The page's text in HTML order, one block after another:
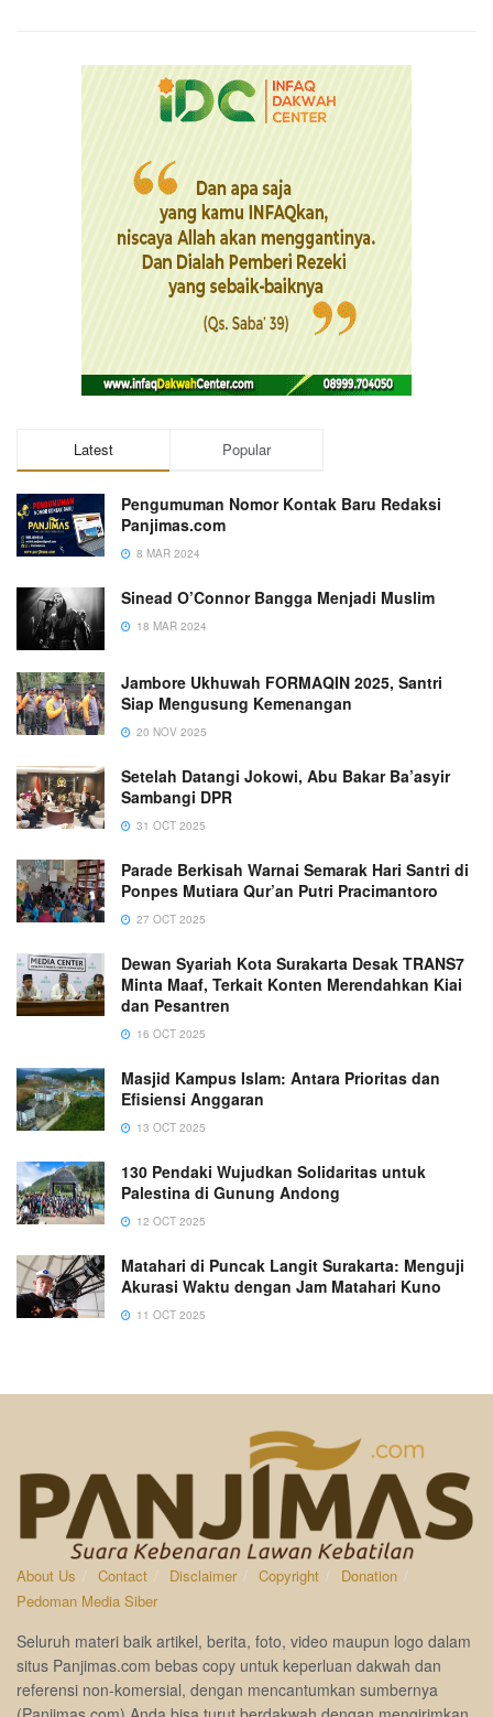
Latest Popular
Pengumuman Nomor Kontak Baru Redaksi
Panjimas.com
8 MAR 2024
Sinead O’Connor Bangga Menjadi Muslim
18 MAR 2024
Jambore Ukhuwah FORMAQIN 2025, Santri
Siap Mengusung Kemenangan
20 NOV 2025
Setelah Datangi Jokowi, Abu Bakar Ba’asyir
Sambangi DPR
31 OCT 2025
Parade Berkisah Warnai Semarak Hari Santri di
Ponpes Mutiara Qur’an Putri Pracimantoro
27 OCT 2025
Dewan Syariah Kota Surakarta Desak TRANS7
Minta Maaf, Terkait Konten Merendahkan Kiai
dan Pesantren
16 OCT 2025
Masjid Kampus Islam: Antara Prioritas dan
Efisiensi Anggaran
13 OCT 2025
130 Pendaki Wujudkan Solidaritas untuk
Palestina di Gunung Andong
12 OCT 2025
Matahari di Puncak Langit Surakarta: Menguji
Akurasi Waktu dengan Jam Matahari Kuno
11 OCT 2025
About Us Contact Disclaimer Copyright
Donation
Pedoman Media Siber
Seluruh materi baik artikel, berita, foto, video maupun logo dalam
situs Panjimas.com bebas copy untuk keperluan dakwah dan
referensi non-komersial, dengan mencantumkan sumbernya